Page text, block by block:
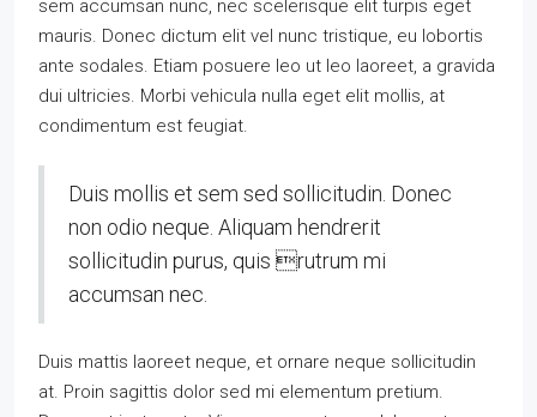
sem accumsan nunc, nec scelerisque elit turpis eget
mauris. Donec dictum elit vel nunc tristique, eu lobortis
ante sodales. Etiam posuere leo ut leo laoreet, a gravida
dui ultricies. Morbi vehicula nulla eget elit mollis, at
condimentum est feugiat.
Duis mollis et sem sed sollicitudin. Donec
non odio neque. Aliquam hendrerit
sollicitudin purus, quis rutrum mi
accumsan nec.
Duis mattis laoreet neque, et ornare neque sollicitudin
at. Proin sagittis dolor sed mi elementum pretium.